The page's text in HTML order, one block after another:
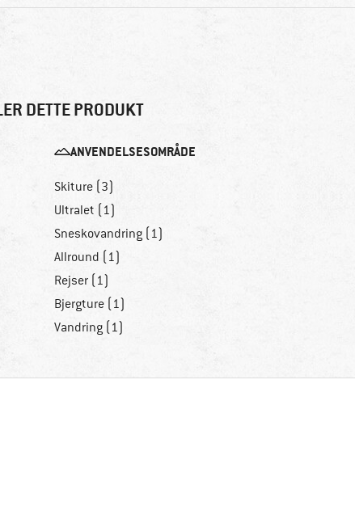
DETTE PRODUKT
ANVENDELSESOMRÅDE
Skiture (3)
Ultralet (1)
Sneskovandring (1)
Allround (1)
Rejser (1)
Bjergture (1)
Vandring (1)